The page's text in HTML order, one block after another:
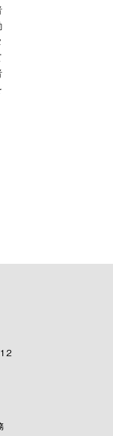
２